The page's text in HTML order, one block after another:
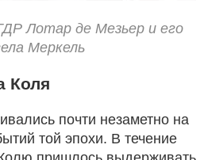
Лотар де Мезьер и его
Меркель
Коля
почти незаметно на
той эпохи. В течение